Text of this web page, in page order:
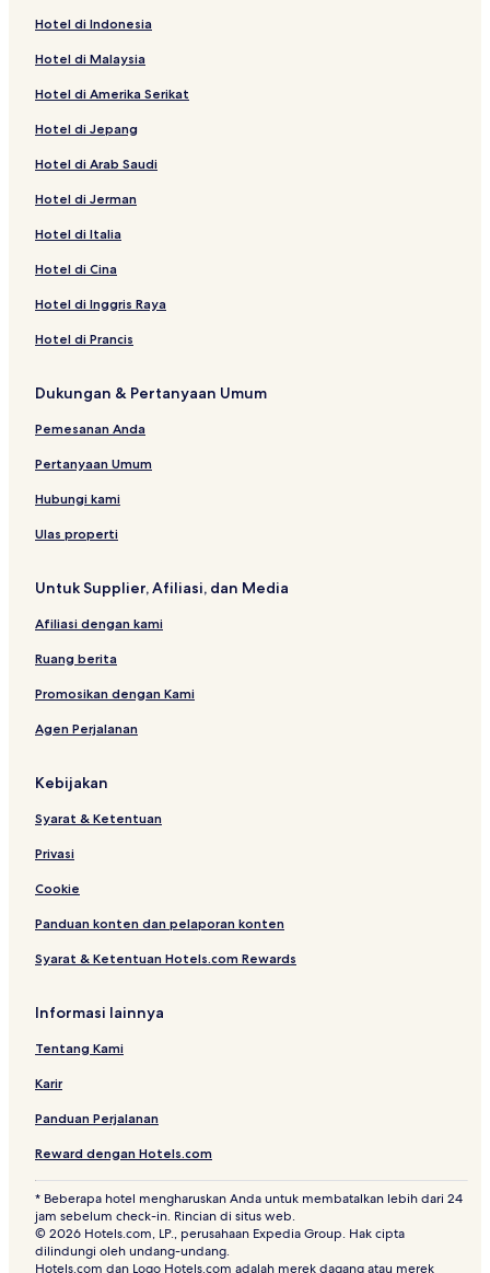
Hotel di Indonesia
Hotel di Malaysia
Hotel di Amerika Serikat
Hotel di Jepang
Hotel di Arab Saudi
Hotel di Jerman
Hotel di Italia
Hotel di Cina
Hotel di Inggris Raya
Hotel di Prancis
Dukungan & Pertanyaan Umum
Pemesanan Anda
Pertanyaan Umum
Hubungi kami
Ulas properti
Untuk Supplier, Afiliasi, dan Media
Afiliasi dengan kami
Ruang berita
Promosikan dengan Kami
Agen Perjalanan
Kebijakan
Syarat & Ketentuan
Privasi
Cookie
Panduan konten dan pelaporan konten
Syarat & Ketentuan Hotels.com Rewards
Informasi lainnya
Tentang Kami
Karir
Panduan Perjalanan
Reward dengan Hotels.com
* Beberapa hotel mengharuskan Anda untuk membatalkan lebih dari 24
jam sebelum check-in. Rincian di situs web.
© 2026 Hotels.com, LP., perusahaan Expedia Group. Hak cipta
dilindungi oleh undang-undang.
Hotels.com dan Logo Hotels.com adalah merek dagang atau merek